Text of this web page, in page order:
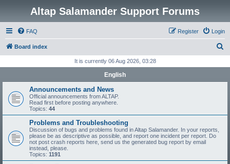
Altap Salamander Support Forums
FAQ Login
Register
Board index
r
It is currently 06 Aug 2026, 03:28
English
Announcements and News
Official announcements from ALTAP.
Read first before posting anywhere.
Topics: 44
Problems and Troubleshooting
Discussion of bugs and problems found in Altap Salamander. In your reports,
please be as descriptive as possible, and report one incident per report. Do
not post crash reports here, send us the generated bug report by email
instead, please.
Topics: 1191